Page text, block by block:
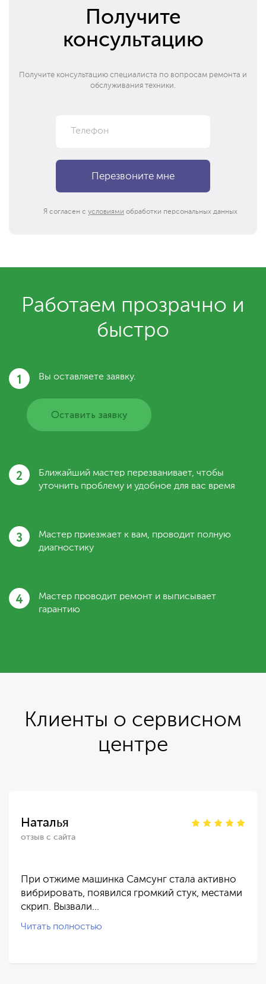
Получите
консультацию
Получите консультацию специалиста по вопросам ремонта и
обслуживания техники.
Я согласен с условиями обработки персональных данных
Работаем прозрачно и
быстро
1 Вы оставляете заявку.
Оставить заявку
2
Ближайший мастер перезванивает, чтобы
уточнить проблему и удобное для вас время
3
Мастер приезжает к вам, проводит полную
диагностику
4
Мастер проводит ремонт и выписывает
гарантию
Клиенты о сервисном
центре
Наталья
отзыв с сайта
При отжиме машинка Самсунг стала активно
вибрировать, появился громкий стук, местами
скрип. Вызвали…
Читать полностью